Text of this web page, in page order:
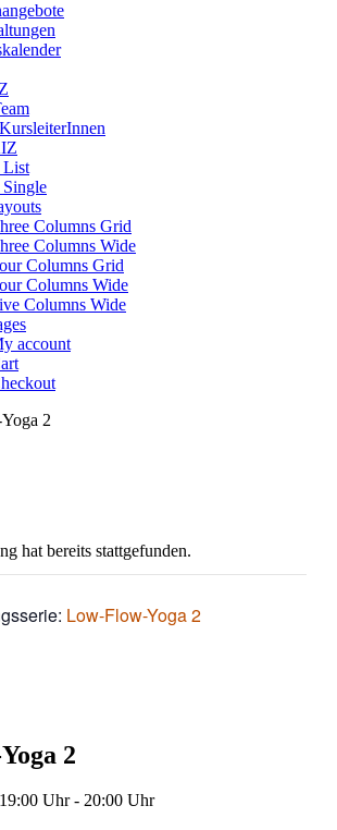
List
Columns Grid
Columns Wide
Columns Grid
Columns Wide
Columns Wide
account
2
hat bereits stattgefunden.
Low-Flow-Yoga 2
2
Uhr- 20:00 Uhr